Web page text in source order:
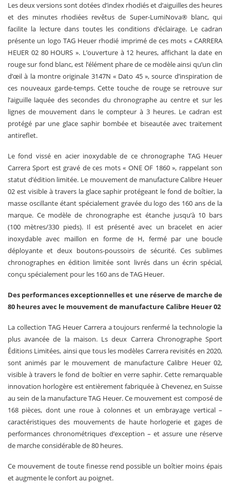
Les deux versions sont dotées d’index rhodiés et d’aiguilles des heures
et des minutes rhodiées revêtus de Super-LumiNova® blanc, qui
facilite la lecture dans toutes les conditions d’éclairage. Le cadran
présente un logo TAG Heuer rhodié imprimé de ces mots « CARRERA
HEUER 02 80 HOURS ». L’ouverture à 12 heures, affichant la date en
rouge sur fond blanc, est l’élément phare de ce modèle ainsi qu’un clin
d’œil à la montre originale 3147N « Dato 45 », source d’inspiration de
ces nouveaux garde-temps. Cette touche de rouge se retrouve sur
l’aiguille laquée des secondes du chronographe au centre et sur les
lignes de mouvement dans le compteur à 3 heures. Le cadran est
protégé par une glace saphir bombée et biseautée avec traitement
antireflet.
Le fond vissé en acier inoxydable de ce chronographe TAG Heuer
Carrera Sport est gravé de ces mots « ONE OF 1860 », rappelant son
statut d’édition limitée. Le mouvement de manufacture Calibre Heuer
02 est visible à travers la glace saphir protégeant le fond de boîtier, la
masse oscillante étant spécialement gravée du logo des 160 ans de la
marque. Ce modèle de chronographe est étanche jusqu’à 10 bars
(100 mètres/330 pieds). Il est présenté avec un bracelet en acier
inoxydable avec maillon en forme de H, fermé par une boucle
déployante et deux boutons-poussoirs de sécurité. Ces sublimes
chronographes en édition limitée sont livrés dans un écrin spécial,
conçu spécialement pour les 160 ans de TAG Heuer.
Des performances exceptionnelles et une réserve de marche de
80 heures avec le mouvement de manufacture Calibre Heuer 02
La collection TAG Heuer Carrera a toujours renfermé la technologie la
plus avancée de la maison. Ls deux Carrera Chronographe Sport
Éditions Limitées, ainsi que tous les modèles Carrera revisités en 2020,
sont animés par le mouvement de manufacture Calibre Heuer 02,
visible à travers le fond de boîtier en verre saphir. Cette remarquable
innovation horlogère est entièrement fabriquée à Chevenez, en Suisse
au sein de la manufacture TAG Heuer. Ce mouvement est composé de
168 pièces, dont une roue à colonnes et un embrayage vertical –
caractéristiques des mouvements de haute horlogerie et gages de
performances chronométriques d’exception – et assure une réserve
de marche considérable de 80 heures.
Ce mouvement de toute finesse rend possible un boîtier moins épais
et augmente le confort au poignet.